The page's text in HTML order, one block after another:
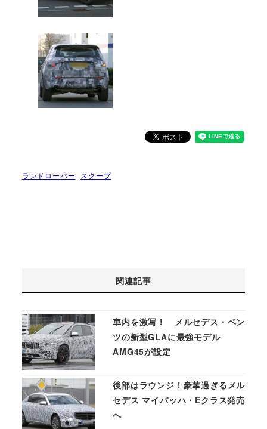
ランドローバー スクープ
関連記事
車内を激写！ メルセデス・ベン
ツの新型GLAに最強モデル
AMG45が設定
後部はラウンジ！豪華過ぎるメル
セデス マイバッハ・Eクラス発売
へ